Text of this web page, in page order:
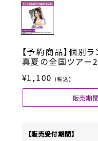
【予約商品】個別
真夏の全国ツアー
¥1,100 (税込)
販売期
【販売受付期間】